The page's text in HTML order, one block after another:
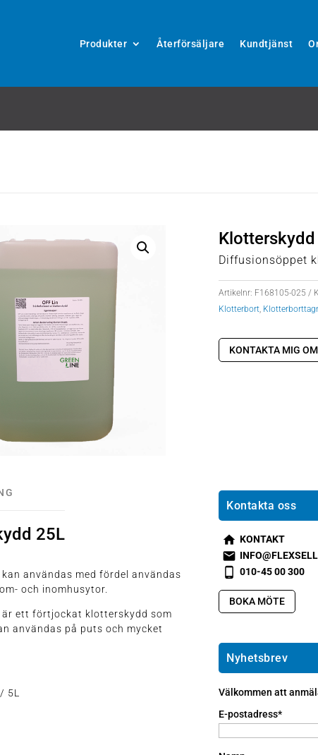
Produkter Återförsäljare Kundtjänst
25L
användas med fördel användas
och inomhusytor.
är ett förtjockat klotterskydd som
användas på puts och mycket
5L
Diffusionsöppet
Artikelnr: F168105-025
Klotterbort,
KONTAKTA MIG
Kontakta oss
s
m
t2
o
e
ic
o
KONTAKT
s
m
t1
e
ai
ic
o
n
s
m
t2
h
o
n
e
a
n
dr
oi
010-45 00 300
BOKA MÖTE
Nyhetsbrev
Välkommen att
E-postadress*